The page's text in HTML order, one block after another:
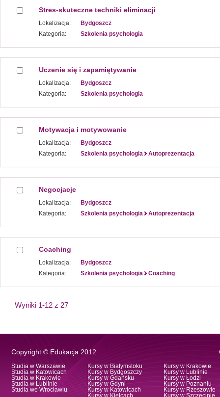
Stres-skuteczne techniki eliminacji
Lokalizacja:
Bydgoszcz
Kategoria:
Szkolenia psychologia
Uczenie się i zapamiętywanie
Lokalizacja:
Bydgoszcz
Kategoria:
Szkolenia psychologia
Motywacja i motywowanie
Lokalizacja:
Bydgoszcz
Kategoria:
Szkolenia psychologia Autoprezentacja
Negocjacje
Lokalizacja:
Bydgoszcz
Kategoria:
Szkolenia psychologia Autoprezentacja
Coaching
Lokalizacja:
Bydgoszcz
Kategoria:
Szkolenia psychologia Coaching
Wyniki 1-12 z 27
Copyright © Edukacja 2012
Studia w Warszawie
Studia w Katowicach
Studia w Krakowie
Studia w Lublinie
Studia we Wrocławiu
Kursy w Białymstoku
Kursy w Bydgoszczy
Kursy w Gdańsku
Kursy w Gdyni
Kursy w Katowicach
Kursy w Kielcach
Kursy w Krakowie
Kursy w Lublinie
Kursy w Łodzi
Kursy w Poznaniu
Kursy w Rzeszowie
Kursy w Szczecinie